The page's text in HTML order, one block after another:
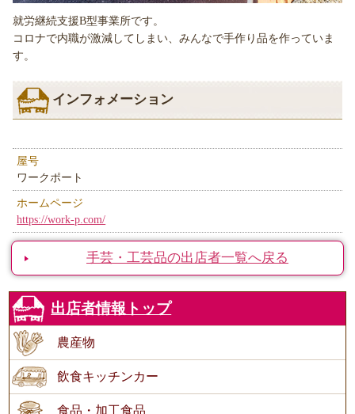
就労継続支援B型事業所です。
コロナで内職が激減してしまい、みんなで手作り品を作っていま
す。
インフォメーション
屋号
ワークポート
ホームページ
https://work-p.com/
手芸・工芸品の出店者一覧へ戻る
出店者情報トップ
農産物
飲食キッチンカー
食品・加工食品